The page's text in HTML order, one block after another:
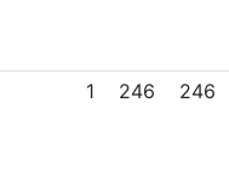
1 246 246